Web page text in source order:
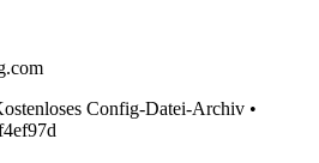
Config-Datei-Archiv •